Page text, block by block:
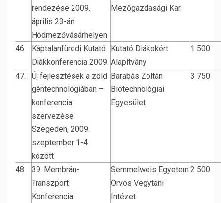
rendezése 2009.
április 23-án
Hódmezővásárhelyen
Mezőgazdasági Kar
46.
Káptalanfüredi Kutató
Diákkonferencia 2009.
Kutató Diákokért
Alapítvány
1 500
47.
Új fejlesztések a zöld
géntechnológiában –
konferencia
szervezése
Szegeden, 2009.
szeptember 1-4
között
Barabás Zoltán
Biotechnológiai
Egyesület
3 750
48.
39. Membrán-
Transzport
Konferencia
Semmelweis Egyetem
Orvos Vegytani
Intézet
2 500